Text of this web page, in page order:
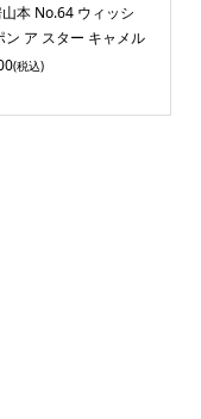
本 No.64 ウィッシ
ン ア スター キャメル
(税込)